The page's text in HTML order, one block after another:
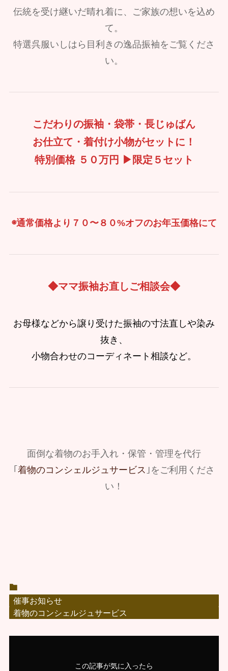
伝統を受け継いだ晴れ着に、ご家族の想いを込め
て。
特選呉服いしはら目利きの逸品振袖をご覧くださ
い。
こだわりの振袖・袋帯・長じゅばん
お仕立て・着付け小物がセットに！
特別価格 ５０万円 ▶限定５セット
◉通常価格より７０〜８０%オフのお年玉価格にて
◆ママ振袖お直しご相談会◆
お母様などから譲り受けた振袖の寸法直しや染み
抜き、
小物合わせのコーディネート相談など。
面倒な着物のお手入れ・保管・管理を代行
｢ 着物のコンシェルジュサービス ｣をご利用くださ
い！
催事お知らせ
着物のコンシェルジュサービス
この記事が気に入ったら